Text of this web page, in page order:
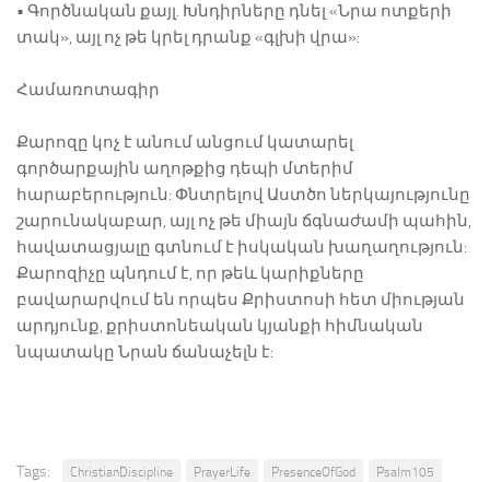
• Գործնական քայլ. Խնդիրները դնել «Նրա ոտքերի
տակ», այլ ոչ թե կրել դրանք «գլխի վրա»:
Համառոտագիր
Քարոզը կոչ է անում անցում կատարել
գործարքային աղոթքից դեպի մտերիմ
հարաբերություն: Փնտրելով Աստծո ներկայությունը
շարունակաբար, այլ ոչ թե միայն ճգնաժամի պահին,
հավատացյալը գտնում է իսկական խաղաղություն:
Քարոզիչը պնդում է, որ թեև կարիքները
բավարարվում են որպես Քրիստոսի հետ միության
արդյունք, քրիստոնեական կյանքի հիմնական
նպատակը Նրան ճանաչելն է:
Tags: ChristianDiscipline PrayerLife PresenceOfGod
Psalm105